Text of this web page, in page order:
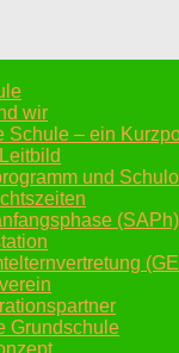
wir
Schule – ein
und
(SAPh)
Grundschule